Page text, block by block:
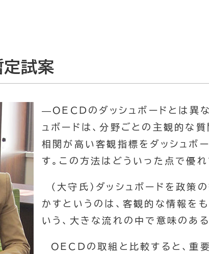
定試案
—OECDのダッシュボードとは異
ュボードは、分野ごとの主観的な
相関が高い客観指標をダッシュボ
す。この方法はどういった点で優
（大守氏）ダッシュボードを政策
かすというのは、客観的な情報を
いう、大きな流れの中で意味のあ
OECDの取組と比較すると、重